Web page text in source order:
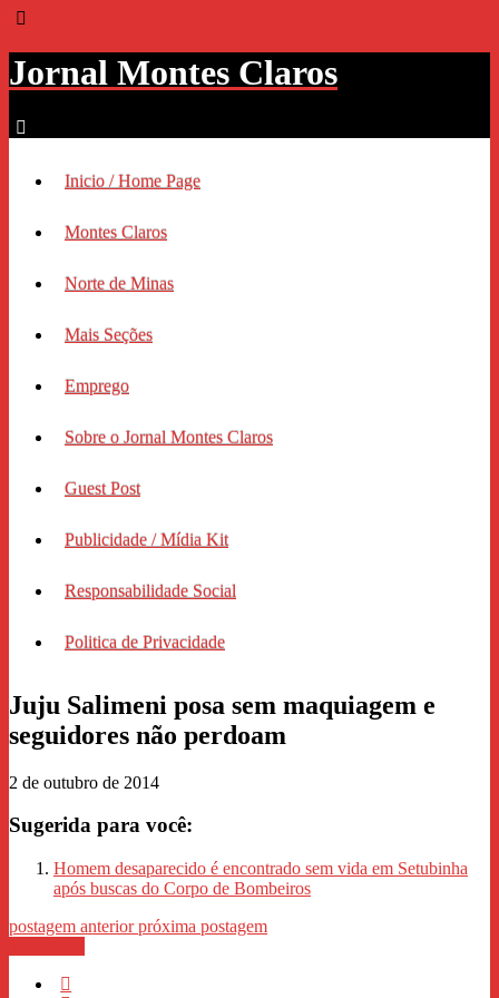
Jornal Montes Claros
Inicio / Home Page
Montes Claros
Norte de Minas
Mais Seções
Emprego
Sobre o Jornal Montes Claros
Guest Post
Publicidade / Mídia Kit
Responsabilidade Social
Politica de Privacidade
Juju Salimeni posa sem maquiagem e
seguidores não perdoam
2 de outubro de 2014
Sugerida para você:
Homem desaparecido é encontrado sem vida em Setubinha
após buscas do Corpo de Bombeiros
postagem anteriorpróxima postagem